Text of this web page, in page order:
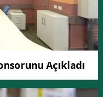
Açıkladı